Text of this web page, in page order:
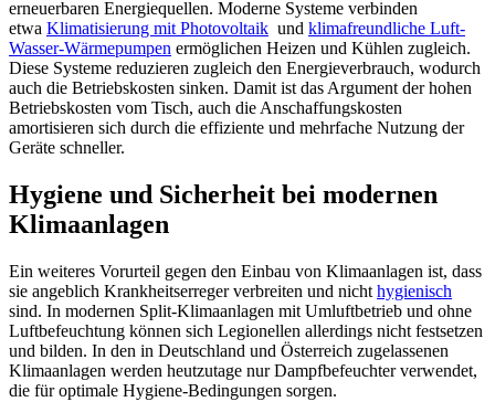
erneuerbaren Energiequellen. Moderne Systeme verbinden
etwa Klimatisierung mit Photovoltaik und klimafreundliche Luft-
Wasser-Wärmepumpen ermöglichen Heizen und Kühlen zugleich.
Diese Systeme reduzieren zugleich den Energieverbrauch, wodurch
auch die Betriebskosten sinken. Damit ist das Argument der hohen
Betriebskosten vom Tisch, auch die Anschaffungskosten
amortisieren sich durch die effiziente und mehrfache Nutzung der
Geräte schneller.
Hygiene und Sicherheit bei modernen
Klimaanlagen
Ein weiteres Vorurteil gegen den Einbau von Klimaanlagen ist, dass
sie angeblich Krankheitserreger verbreiten und nicht hygienisch
sind. In modernen Split-Klimaanlagen mit Umluftbetrieb und ohne
Luftbefeuchtung können sich Legionellen allerdings nicht festsetzen
und bilden. In den in Deutschland und Österreich zugelassenen
Klimaanlagen werden heutzutage nur Dampfbefeuchter verwendet,
die für optimale Hygiene-Bedingungen sorgen.